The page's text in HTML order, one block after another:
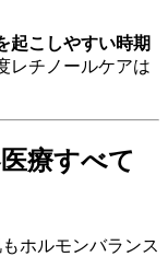
起こしやすい時期
レチノールケアは
療すべて
ホルモンバランス